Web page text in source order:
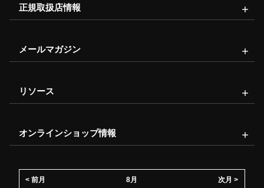
正規取扱店情報
メールマガジン
リソース
オンラインショップ情報
8月
< 前月 次月 >